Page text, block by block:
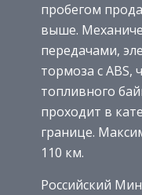
пробегом
выше.
передачами,
тормоза с ABS,
топливного
проходит в
границе.
110 км.
Российский